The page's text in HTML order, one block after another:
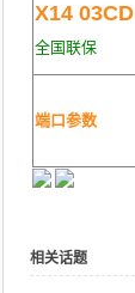
X14 03CD
全国联保
端口参数
相关话题